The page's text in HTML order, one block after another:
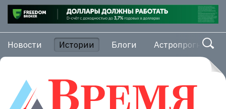
Новости Истории Блоги Астропрогноз